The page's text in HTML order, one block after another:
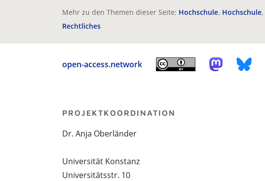
Mehr zu den Themen dieser Seite: Hochschule Hochschule
Rechtliches
open-access.network
PROJEKTKOORDINATION
Dr. Anja Oberländer
Universität Konstanz
Universitätsstr. 10